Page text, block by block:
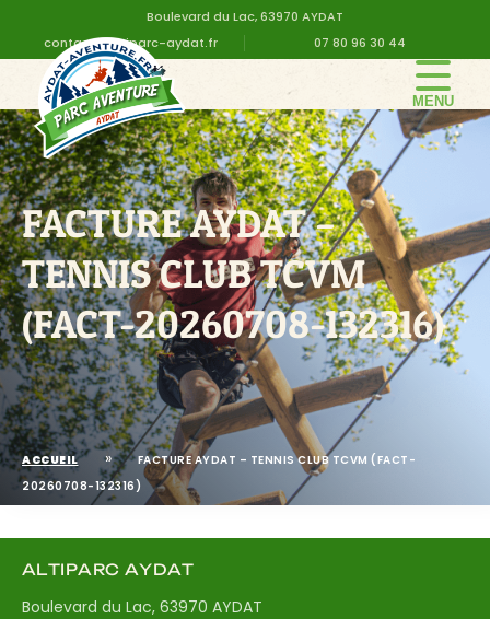
Boulevard du Lac, 63970 AYDAT
contact@altiparc-aydat.fr
07 80 96 30 44
LE PARC
GROUPE
TARIFS
ANNIVERSAIRE
INFOS PRATIQUES
CONTACT
DEVIS EN LIGNE
FACTURE AYDAT –
TENNIS CLUB TCVM
(FACT-20260708-132316)
ACCUEIL »
FACTURE AYDAT – TENNIS CLUB TCVM (FACT-
20260708-132316)
ALTIPARC AYDAT
Boulevard du Lac, 63970 AYDAT